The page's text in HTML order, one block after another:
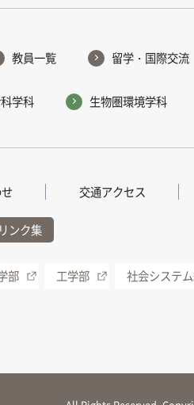
教員一覧 留学・国際交流
学科 生物圏環境学科
交通アクセス
ンク集
部 工学部 社会システ